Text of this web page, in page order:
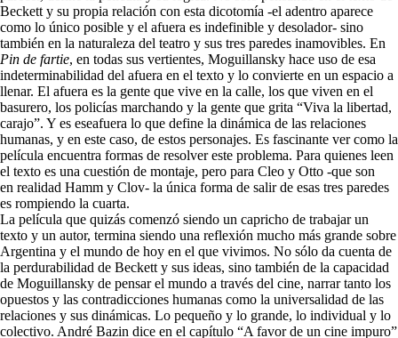
Beckett y su propia relación con esta dicotomía -el adentro aparece
como lo único posible y el afuera es indefinible y desolador- sino
también en la naturaleza del teatro y sus tres paredes inamovibles. En
Pin de fartie, en todas sus vertientes, Moguillansky hace uso de esa
indeterminabilidad del afuera en el texto y lo convierte en un espacio a
llenar. El afuera es la gente que vive en la calle, los que viven en el
basurero, los policías marchando y la gente que grita “Viva la libertad,
carajo”. Y es eseafuera lo que define la dinámica de las relaciones
humanas, y en este caso, de estos personajes. Es fascinante ver como la
película encuentra formas de resolver este problema. Para quienes leen
el texto es una cuestión de montaje, pero para Cleo y Otto -que son
en realidad Hamm y Clov- la única forma de salir de esas tres paredes
es rompiendo la cuarta.
La película que quizás comenzó siendo un capricho de trabajar un
texto y un autor, termina siendo una reflexión mucho más grande sobre
Argentina y el mundo de hoy en el que vivimos. No sólo da cuenta de
la perdurabilidad de Beckett y sus ideas, sino también de la capacidad
de Moguillansky de pensar el mundo a través del cine, narrar tanto los
opuestos y las contradicciones humanas como la universalidad de las
relaciones y sus dinámicas. Lo pequeño y lo grande, lo individual y lo
colectivo. André Bazin dice en el capítulo “A favor de un cine impuro”